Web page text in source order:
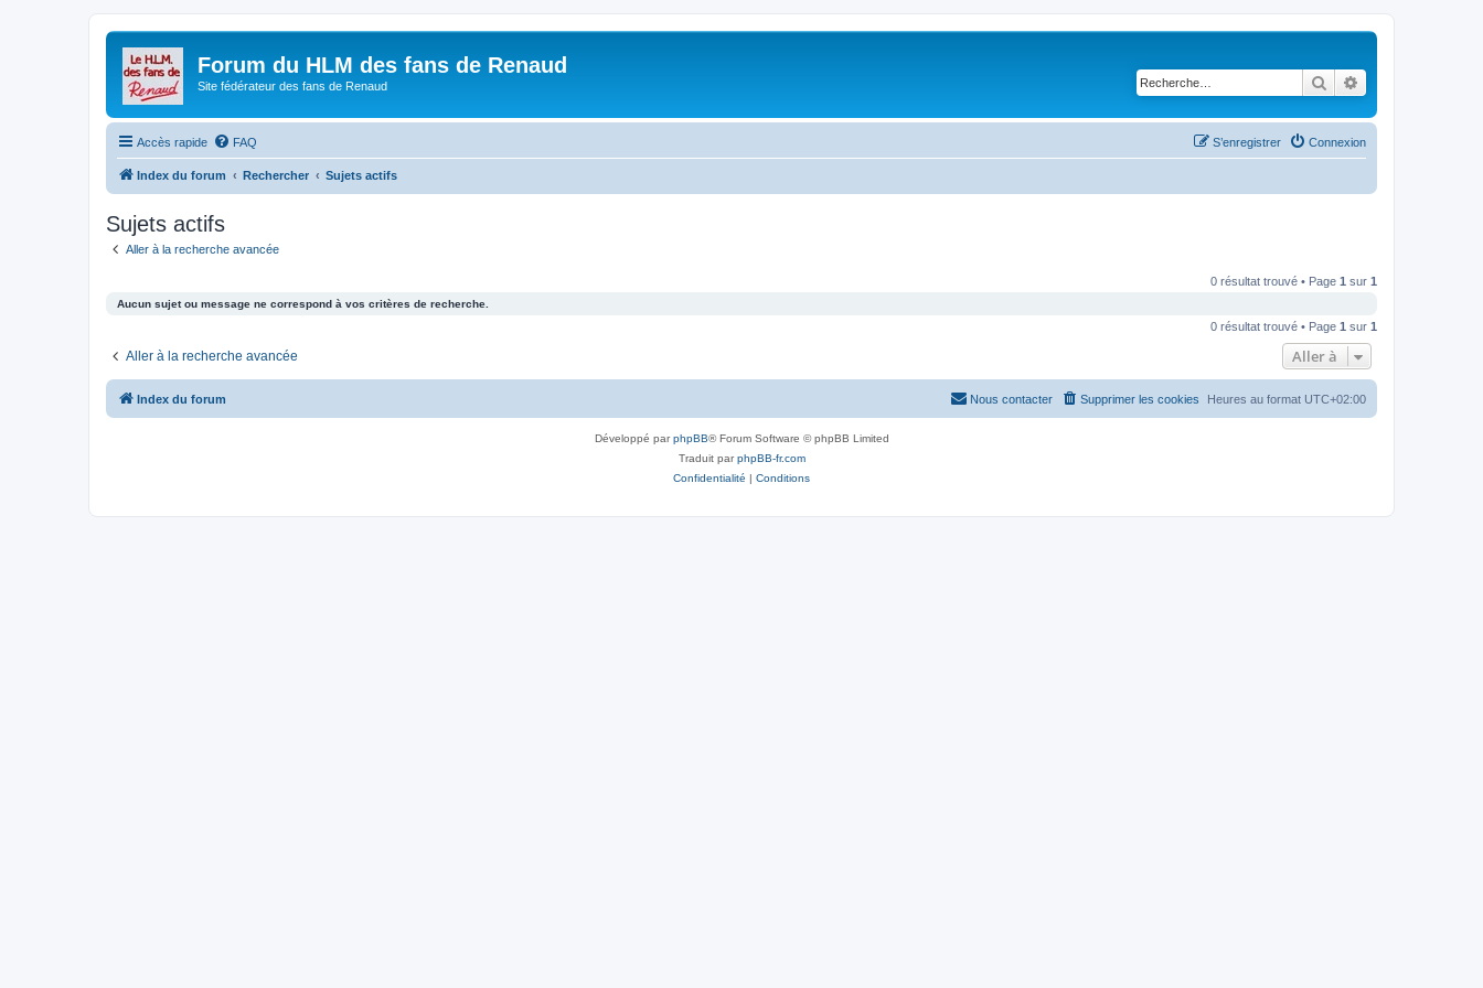
Forum du HLM des fans de Renaud
Site fédérateur des fans de Renaud Rechercher
Accès rapide FAQ Connexion
S’enregistrer
Index du forum Rechercher Sujets actifs
Sujets actifs
Aller à la recherche avancée
0 résultat trouvé • Page 1 sur 1
Aucun sujet ou message ne correspond à vos critères de recherche.
0 résultat trouvé • Page 1 sur 1
Aller à la recherche avancée Aller à
Index du forum Heures au format UTC+02:00
Supprimer les cookies
Nous contacter
Développé parphpBB® Forum Software © phpBB Limited
Traduit parphpBB-fr.com
Confidentialité | Conditions